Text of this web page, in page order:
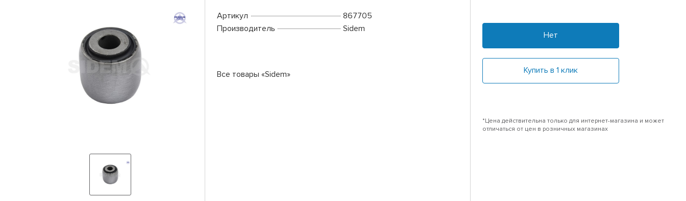
Артикул
867705
Производитель
Sidem
Все товары «Sidem»
Нет
Купить в 1 клик
*Цена действительна только для интернет-магазина и может
отличаться от цен в розничных магазинах